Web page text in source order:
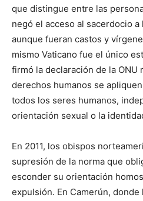
que distingue entre las
negó el acceso al sacerdocio
aunque fueran castos y
mismo Vaticano fue el único
firmó la declaración de la ONU
derechos humanos se
todos los seres humanos,
orientación sexual o la
En 2011, los obispos
supresión de la norma que
esconder su orientación
expulsión. En Camerún, donde